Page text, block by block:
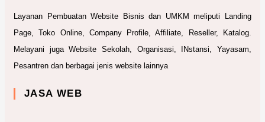
Layanan Pembuatan Website Bisnis dan UMKM meliputi Landing
Page, Toko Online, Company Profile, Affiliate, Reseller, Katalog.
Melayani juga Website Sekolah, Organisasi, INstansi, Yayasam,
Pesantren dan berbagai jenis website lainnya
JASA WEB